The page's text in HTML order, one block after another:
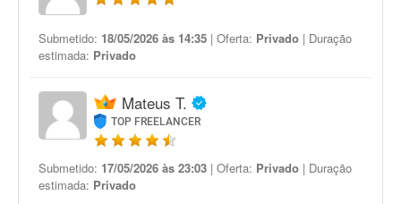
Submetido: 18/05/2026 às 14:35 | Oferta: Privado | Duração
estimada: Privado
Mateus T.
TOP FREELANCER
Submetido: 17/05/2026 às 23:03 | Oferta: Privado | Duração
estimada: Privado